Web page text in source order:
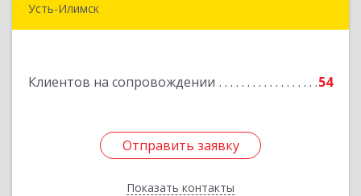
Усть-Илимск
Клиентов на сопровождении 54
Отправить заявку
Показать контакты
Подробнее
Отправить заявку
Назад